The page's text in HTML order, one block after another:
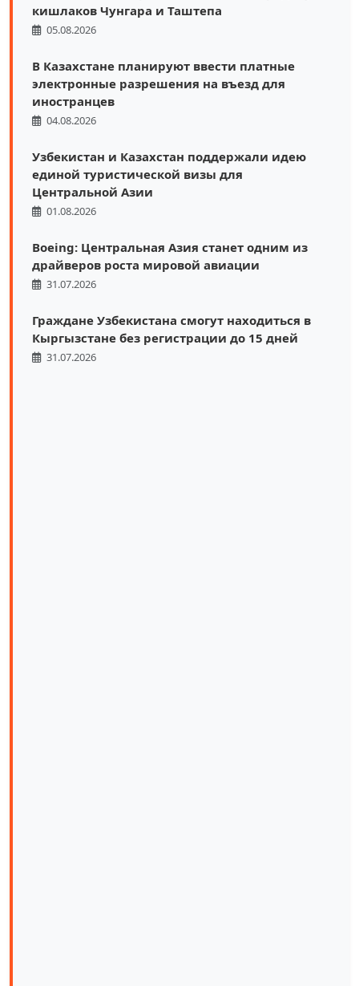
кишлаков Чунгара и Таштепа
05.08.2026
В Казахстане планируют ввести платные
электронные разрешения на въезд для
иностранцев
04.08.2026
Узбекистан и Казахстан поддержали идею
единой туристической визы для
Центральной Азии
01.08.2026
Boeing: Центральная Азия станет одним из
драйверов роста мировой авиации
31.07.2026
Граждане Узбекистана смогут находиться в
Кыргызстане без регистрации до 15 дней
31.07.2026